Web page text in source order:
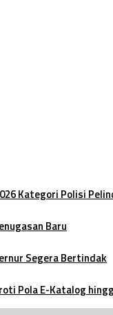
Kategori Polisi
Baru
Segera Bertindak
Pola E-Katalog